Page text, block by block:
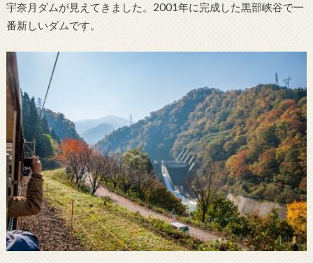
宇奈月ダムが見えてきました。2001年に完成した黒部峡谷で一
番新しいダムです。